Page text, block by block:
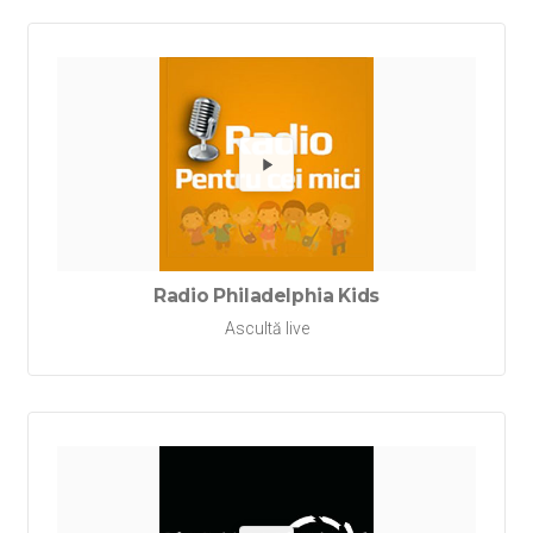
Redă
Radio Philadelphia Kids
Ascultă live